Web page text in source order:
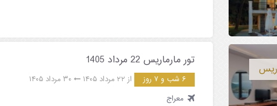
تور مارماریس 22 مرداد 1405
۶ شب و ۷ روز از ۲۲ مرداد ۱۴۰۵
۳۰ مرداد ۱۴۰۵
معراج